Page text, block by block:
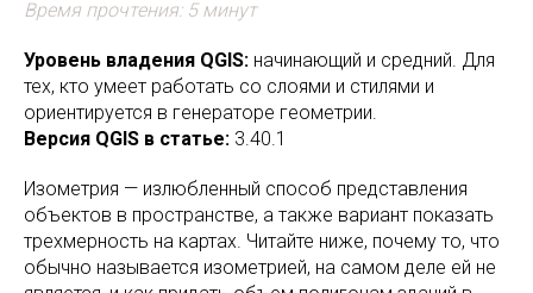
Время прочтения: 5 минут
Уровень владения QGIS: начинающий и средний. Для
тех, кто умеет работать со слоями и стилями и
ориентируется в генераторе геометрии.
Версия QGIS в статье: 3.40.1
Изометрия — излюбленный способ представления
объектов в пространстве, а также вариант показать
трехмерность на картах. Читайте ниже, почему то, что
обычно называется изометрией, на самом деле ей не